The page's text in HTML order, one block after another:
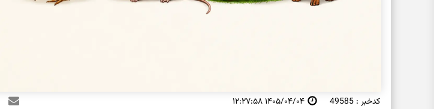
کدخبر : 49585 ۱۴۰۵/۰۴/۰۴ ۱۲:۲۷:۵۸